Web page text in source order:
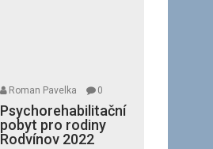
Roman Pavelka 0
Psychorehabilitační
pobyt pro rodiny
Rodvínov 2022